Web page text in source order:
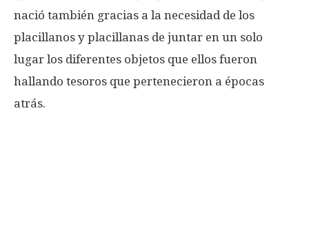
nació también gracias a la necesidad de los
placillanos y placillanas de juntar en un solo
lugar los diferentes objetos que ellos fueron
hallando tesoros que pertenecieron a épocas
atrás.